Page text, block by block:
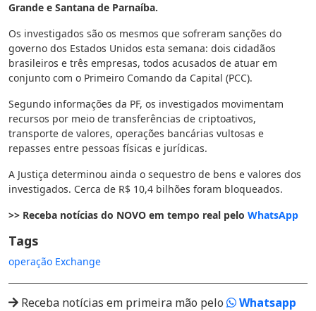
Grande e Santana de Parnaíba.
Os investigados são os mesmos que sofreram sanções do
governo dos Estados Unidos esta semana: dois cidadãos
brasileiros e três empresas, todos acusados de atuar em
conjunto com o Primeiro Comando da Capital (PCC).
Segundo informações da PF, os investigados movimentam
recursos por meio de transferências de criptoativos,
transporte de valores, operações bancárias vultosas e
repasses entre pessoas físicas e jurídicas.
A Justiça determinou ainda o sequestro de bens e valores dos
investigados. Cerca de R$ 10,4 bilhões foram bloqueados.
>> Receba notícias do NOVO em tempo real pelo WhatsApp
Tags
operação Exchange
Receba notícias em primeira mão pelo
Whatsapp